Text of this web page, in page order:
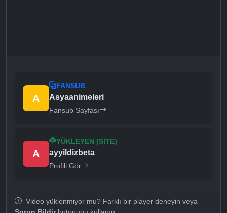
A
FANSUB
Asyaanimeleri
Fansub Sayfası
A
YÜKLEYEN (SITE)
ayyildizbeta
Profili Gör
Video yüklenmiyor mu? Farklı bir player deneyin veya